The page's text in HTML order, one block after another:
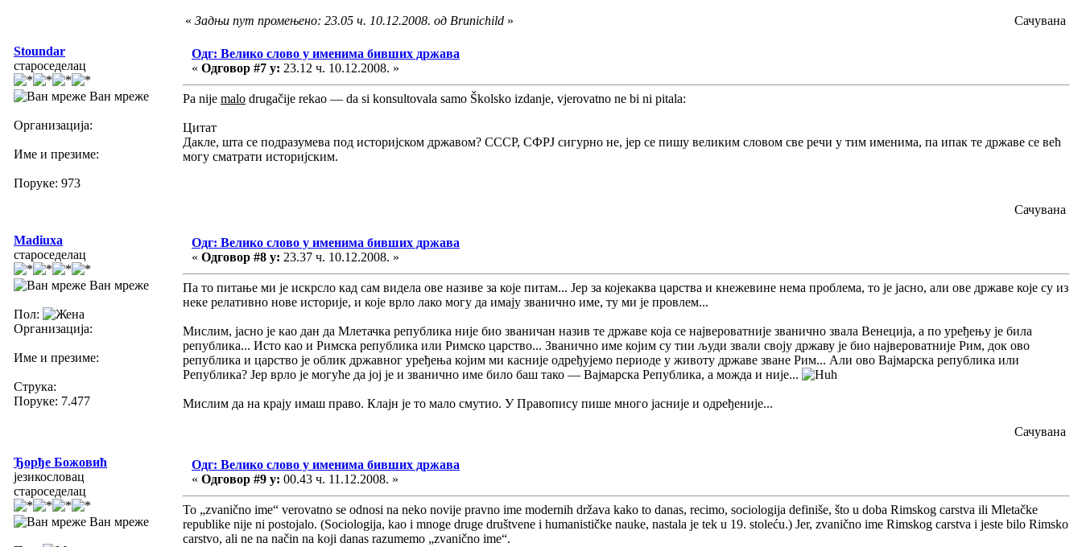
« Задњи пут промењено: 23.05 ч. 10.12.2008. од Brunichild » Сачувана
Stoundar
староседелац
Ван мреже
Организација:
Име и презиме:
Поруке: 973
Одг: Велико слово у именима бивших држава
« Одговор #7 у: 23.12 ч. 10.12.2008. »
Pa nije malo drugačije rekao — da si konsultovala samo Školsko izdanje, vjerovatno ne bi ni pitala:
Цитат
Дакле, шта се подразумева под историјском државом? СССР, СФРЈ сигурно не, јер се пишу великим словом све речи у тим именима, па ипак те државе се већ
могу сматрати историјским.
Сачувана
Madiuxa
староседелац
Ван мреже
Пол:
Организација:
Име и презиме:
Струка:
Поруке: 7.477
Одг: Велико слово у именима бивших држава
« Одговор #8 у: 23.37 ч. 10.12.2008. »
Па то питање ми је искрсло кад сам видела ове називе за које питам... Јер за којекаква царства и кнежевине нема проблема, то је јасно, али ове државе које су из
неке релативно нове историје, и које врло лако могу да имају званично име, ту ми је провлем...
Мислим, јасно је као дан да Млетачка република није био званичан назив те државе која се највероватније званично звала Венеција, а по уређењу је била
република... Исто као и Римска република или Римско царство... Званично име којим су тии људи звали своју државу је био највероватније Рим, док ово
република и царство је облик државног уређења којим ми касније одређујемо периоде у животу државе зване Рим... Али ово Вајмарска република или
Република? Јер врло је могуће да јој је и званично име било баш тако — Вајмарска Република, а можда и није...
Мислим да на крају имаш право. Клајн је то мало смутио. У Правопису пише много јасније и одређеније...
Сачувана
Ђорђе Божовић
језикословац
староседелац
Ван мреже
Одг: Велико слово у именима бивших држава
« Одговор #9 у: 00.43 ч. 11.12.2008. »
To „zvanično ime“ verovatno se odnosi na neko novije pravno ime modernih država kako to danas, recimo, sociologija definiše, što u doba Rimskog carstva ili Mletačke
republike nije ni postojalo. (Sociologija, kao i mnoge druge društvene i humanističke nauke, nastala je tek u 19. stoleću.) Jer, zvanično ime Rimskog carstva i jeste bilo Rimsko
carstvo, ali ne na način na koji danas razumemo „zvanično ime“.